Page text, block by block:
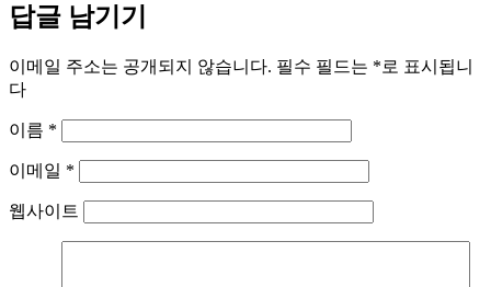
답글 남기기
이메일 주소는 공개되지 않습니다. 필수 필드는 *로 표시됩니
다
이름 *
이메일 *
웹사이트